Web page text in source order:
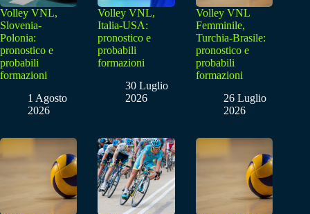
Volley VNL,
Slovenia-
Polonia:
pronostico e
probabili
formazioni
1 Agosto
2026
Volley VNL,
Italia-USA:
pronostico e
probabili
formazioni
30 Luglio
2026
Volley VNL
Femminile,
Turchia-Brasile:
pronostico e
probabili
formazioni
26 Luglio
2026